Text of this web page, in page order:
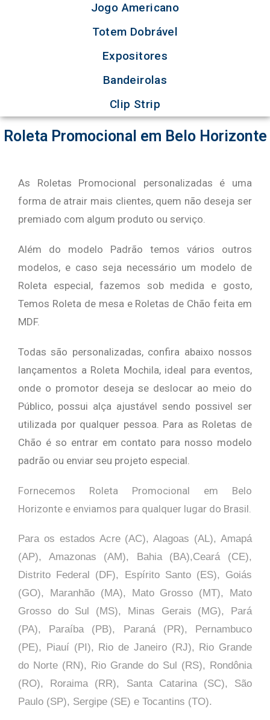
Jogo Americano
Totem Dobrável
Expositores
Bandeirolas
Clip Strip
Roleta Promocional em Belo Horizonte
As Roletas Promocional personalizadas é uma
forma de atrair mais clientes, quem não deseja ser
premiado com algum produto ou serviço.
Além do modelo Padrão temos vários outros
modelos, e caso seja necessário um modelo de
Roleta especial, fazemos sob medida e gosto,
Temos Roleta de mesa e Roletas de Chão feita em
MDF.
Todas são personalizadas, confira abaixo nossos
lançamentos a Roleta Mochila, ideal para eventos,
onde o promotor deseja se deslocar ao meio do
Público, possui alça ajustável sendo possivel ser
utilizada por qualquer pessoa. Para as Roletas de
Chão é so entrar em contato para nosso modelo
padrão ou enviar seu projeto especial.
Fornecemos Roleta Promocional em Belo
Horizonte e enviamos para qualquer lugar do Brasil.
Para os estados Acre (AC), Alagoas (AL), Amapá
(AP), Amazonas (AM), Bahia (BA),Ceará (CE),
Distrito Federal (DF), Espírito Santo (ES), Goiás
(GO), Maranhão (MA), Mato Grosso (MT), Mato
Grosso do Sul (MS), Minas Gerais (MG), Pará
(PA), Paraíba (PB), Paraná (PR), Pernambuco
(PE), Piauí (PI), Rio de Janeiro (RJ), Rio Grande
do Norte (RN), Rio Grande do Sul (RS), Rondônia
(RO), Roraima (RR), Santa Catarina (SC), São
Paulo (SP), Sergipe (SE) e Tocantins (TO).